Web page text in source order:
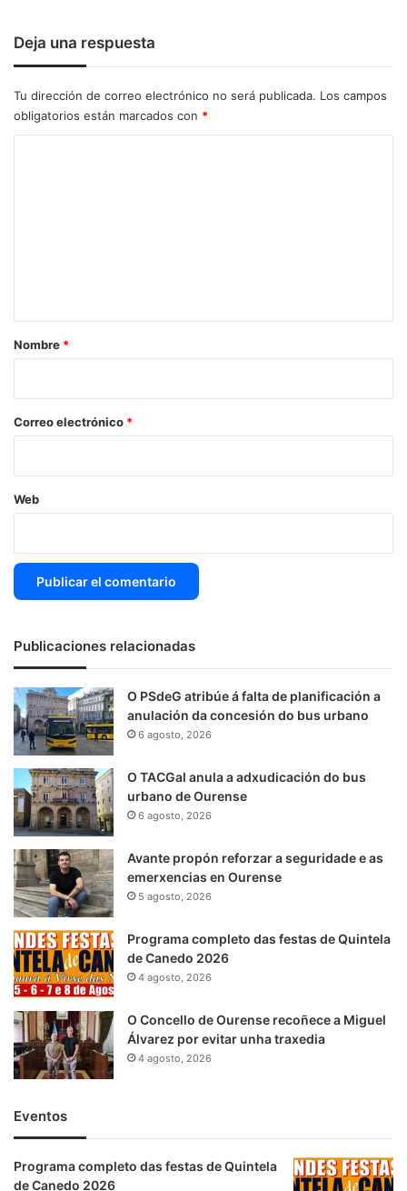
Deja una respuesta
Tu dirección de correo electrónico no será publicada. Los campos
obligatorios están marcados con *
r
*
Nombre *
Correo electrónico *
Web
Publicaciones relacionadas
O PSdeG atribúe á falta de planificación a
anulación da concesión do bus urbano
6 agosto, 2026
O TACGal anula a adxudicación do bus
urbano de Ourense
6 agosto, 2026
Avante propón reforzar a seguridade e as
emerxencias en Ourense
5 agosto, 2026
Programa completo das festas de Quintela
de Canedo 2026
4 agosto, 2026
O Concello de Ourense recoñece a Miguel
Álvarez por evitar unha traxedia
4 agosto, 2026
Eventos
Programa completo das festas de Quintela
de Canedo 2026